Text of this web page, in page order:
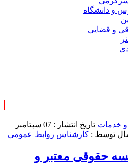
و دانشگاه
و قضایی
و خدمات
تاریخ انتشار : 07 سپتامبر
توسط : کارشناس روابط عمومی
حقوقی معتبر و